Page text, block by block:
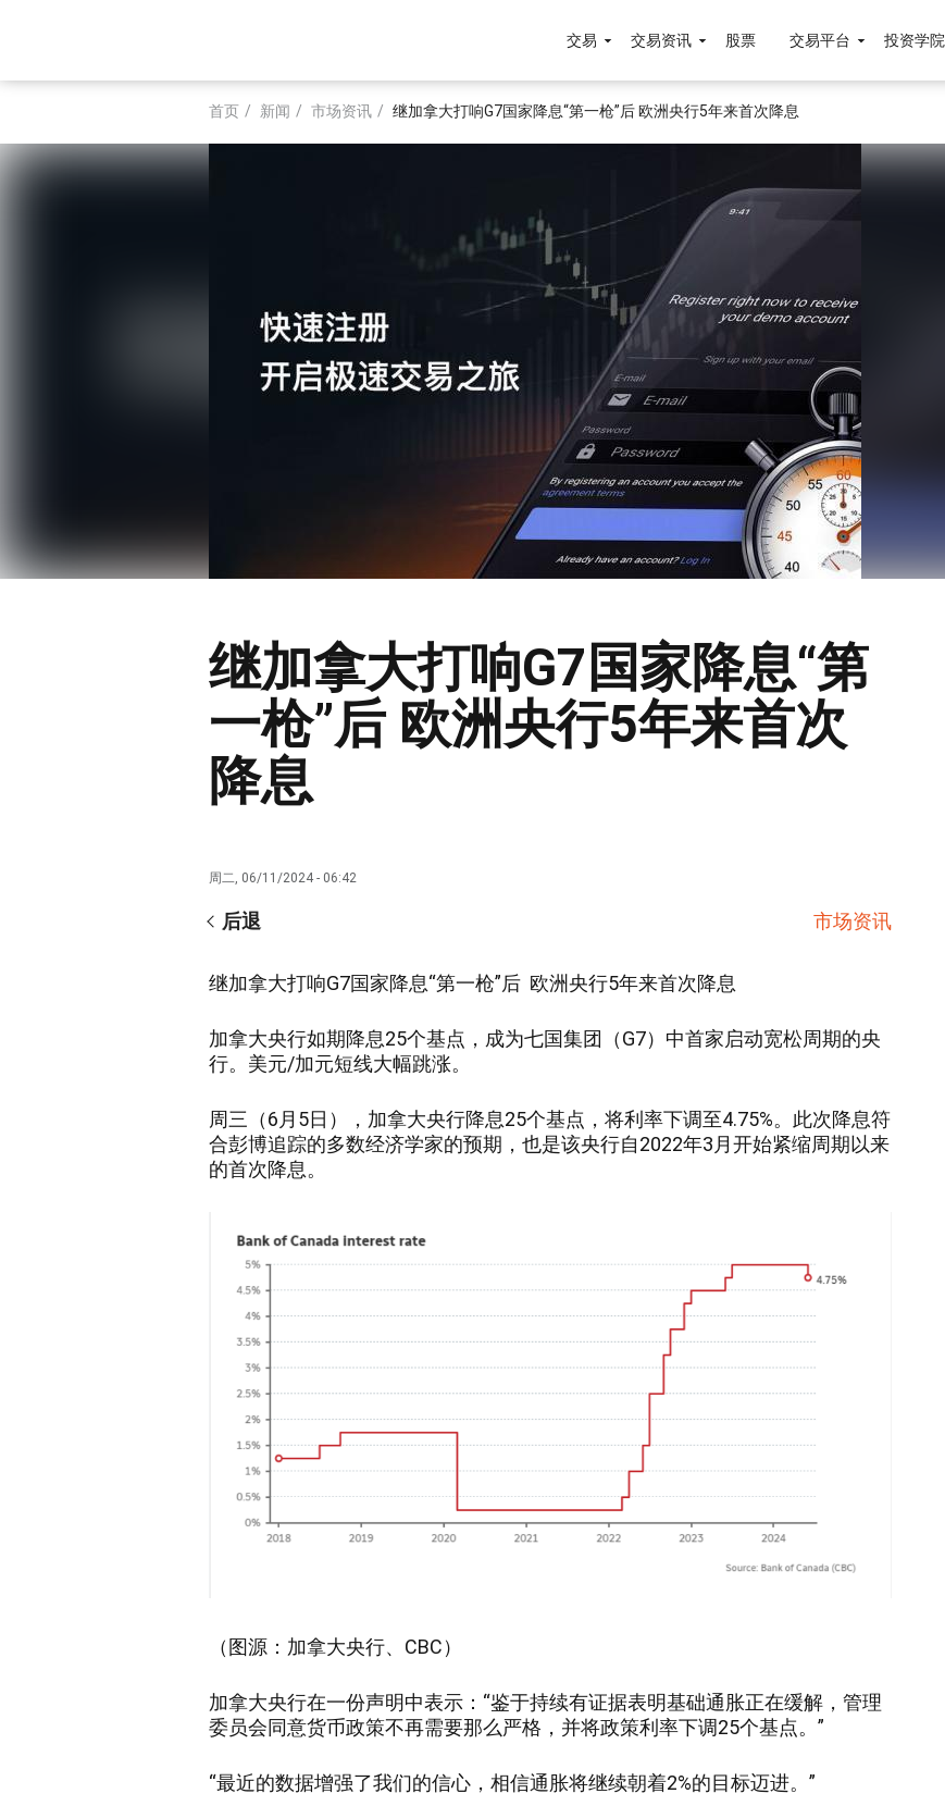
主
容
Main
navigation
交易 交易资讯 股票 交易平台 投资学院
面
首页 新闻 市场资讯 继加拿大打响G7国家降息“第一枪”后 欧洲央行5年来首次降息
继加拿大打响G7国家降息“第
一枪”后 欧洲央行5年来首次
降息
周二, 06/11/2024 - 06:42
后退 市场资讯
继加拿大打响G7国家降息“第一枪”后 欧洲央行5年来首次降息
加拿大央行如期降息25个基点，成为七国集团（G7）中首家启动宽松周期的央
行。美元/加元短线大幅跳涨。
周三（6月5日），加拿大央行降息25个基点，将利率下调至4.75%。此次降息符
合彭博追踪的多数经济学家的预期，也是该央行自2022年3月开始紧缩周期以来
的首次降息。
（图源：加拿大央行、 CBC）
加拿大央行在一份声明中表示：“鉴于持续有证据表明基础通胀正在缓解，管理
委员会同意货币政策不再需要那么严格，并将政策利率下调25个基点。”
“最近的数据增强了我们的信心，相信通胀将继续朝着2%的目标迈进。”